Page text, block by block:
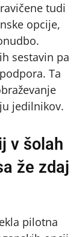
tudi
opcije,
sestavin pa
Ta
jedilnikov.
v šolah
že zdaj
pilotna